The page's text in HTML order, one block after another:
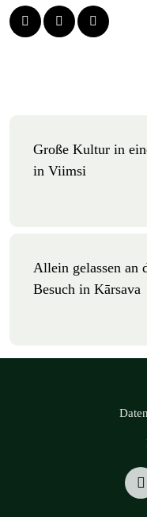
Große Kultur in
in Viimsi
Allein gelassen an
Besuch in Kārsava